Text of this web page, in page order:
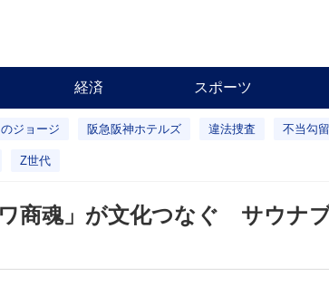
経済 スポーツ
ジョージ 阪急阪神ホテルズ 違法捜査 不当勾留
Z世代
商魂」が文化つなぐ サウナ